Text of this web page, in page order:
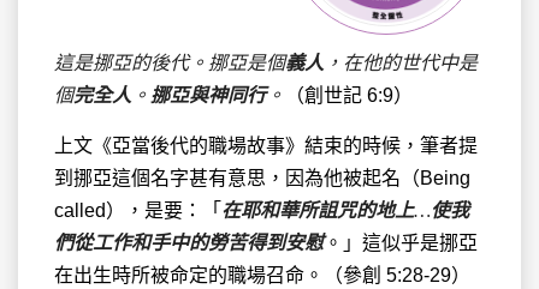
這是挪亞的後代。挪亞是個義人 ，在他的世代中是
個完全人 。 挪亞與神同行。 （創世記 6:9）
上文《亞當後代的職場故事》結束的時候，筆者提
到挪亞這個名字甚有意思，因為他被起名（Being
called），是要：「 在耶和華所詛咒的地上…使我
們從工作和手中的勞苦得到安慰。」這似乎是挪亞
在出生時所被命定的職場召命。（參創 5:28-29）